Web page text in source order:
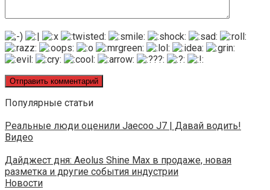
Популярные статьи
Реальные люди оценили Jaecoo J7 | Давай водить!
Видео
Дайджест дня: Aeolus Shine Max в продаже, новая
разметка и другие события индустрии
Новости